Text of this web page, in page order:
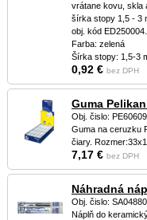
vrátane kovu, skla
šírka stopy 1,5 - 3
obj. kód
Farba: zelená
Šírka stopy: 1,5-3
0,92 € bez DPH
Guma
Obj. čislo:
Guma na ceruzku
čiary.
7,17 € bez DPH
Náhradná
Obj. čislo:
Náplň do